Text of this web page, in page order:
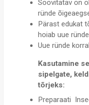
Soovitatav on
ründe
Pärast edukat
hoiab uue
Uue ründe
Kasutamine
sipelgate,
tõrjeks:
Preparaati